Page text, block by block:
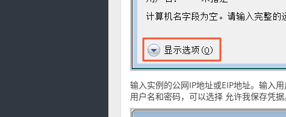
输入实例的公网IP地址或EIP地址。输入
用户名和密码，可以选择 允许我保存凭据